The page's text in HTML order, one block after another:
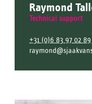
Raymond
Technical support
+31 (0)6 83 97 02 89